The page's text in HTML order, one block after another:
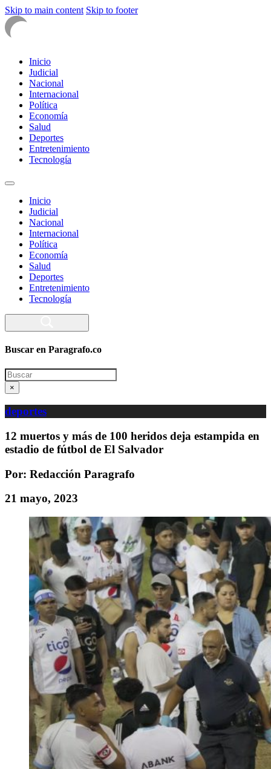
Skip to main content Skip to footer
Inicio
Judicial
Nacional
Internacional
Política
Economía
Salud
Deportes
Entretenimiento
Tecnología
Inicio
Judicial
Nacional
Internacional
Política
Economía
Salud
Deportes
Entretenimiento
Tecnología
Buscar en Paragrafo.co
Search
×
deportes
12 muertos y más de 100 heridos deja estampida en
estadio de fútbol de El Salvador
Por: Redacción Paragrafo
21 mayo, 2023